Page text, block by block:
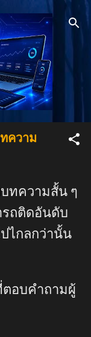
ความ
บทความสั้น ๆ
รถติดอันดับ
ไกลกว่านั้น
ตอบคำถามผู้